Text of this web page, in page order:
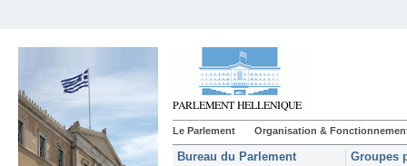
Le Parlement Organisation &
Bureau du Parlement Groupes